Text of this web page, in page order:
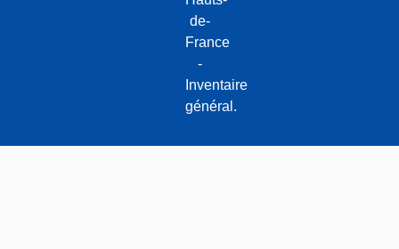
de-
France
-
Inventaire
général.